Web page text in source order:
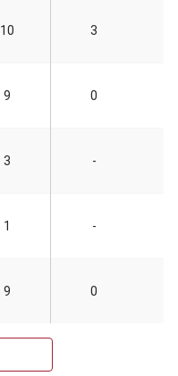
10 3
9 0
3 -
1 -
9 0